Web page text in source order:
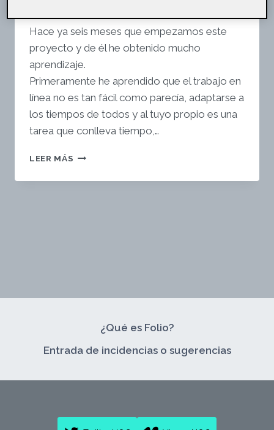
Buenas tardes.
Hace ya seis meses que empezamos este
proyecto y de él he obtenido mucho
aprendizaje.
Primeramente he aprendido que el trabajo en
línea no es tan fácil como parecía, adaptarse a
los tiempos de todos y al tuyo propio es una
tarea que conlleva tiempo,…
LEER MÁS REFLEXIÓN
PROYECTO
¿Qué es Folio?
Entrada de incidencias o sugerencias